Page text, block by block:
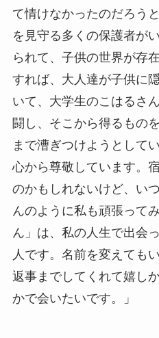
て情けなかったのだろう
を見守る多くの保護者が
られて、子供の世界が存
すれば、大人達が子供に
いて、大学生のこはるさ
闘し、そこから得るもの
まで漕ぎつけようとして
心から尊敬しています。
のかもしれないけど、い
んのように私も頑張って
ん」は、私の人生で出会
人です。名前を変えても
返事までしてくれて嬉し
かで会いたいです。」